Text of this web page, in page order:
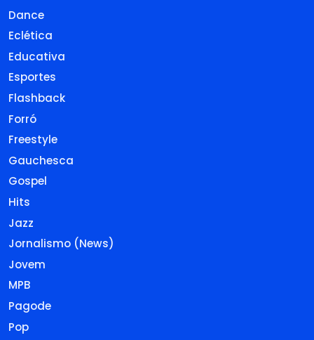
Dance
Eclética
Educativa
Esportes
Flashback
Forró
Freestyle
Gauchesca
Gospel
Hits
Jazz
Jornalismo (News)
Jovem
MPB
Pagode
Pop